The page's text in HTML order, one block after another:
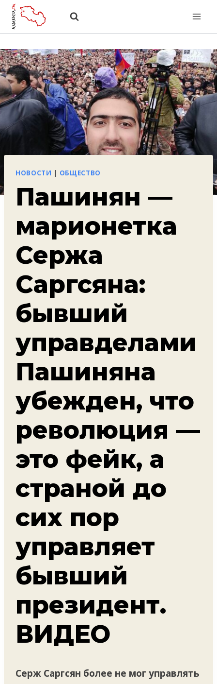
Перейти
НОВОСТИ ОБЩЕСТВО
Пашинян —
марионетка
Сержа
Саргсяна:
бывший
управделами
Пашиняна
убежден, что
революция —
это фейк, а
страной до
сих пор
управляет
бывший
президент.
ВИДЕО
Серж Саргсян более не мог управлять